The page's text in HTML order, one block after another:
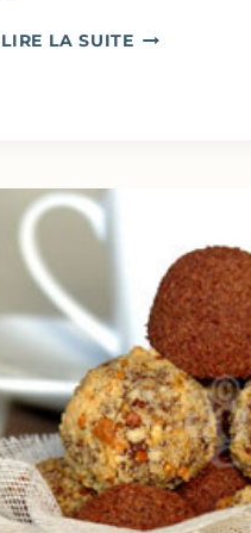
LIRE LA SUITETRUFFES
NOËL
V5